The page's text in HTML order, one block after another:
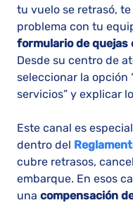
tu vuelo se retrasó,
problema con tu
formulario de quejas
Desde su centro de
seleccionar la opción
servicios” y explicar
Este canal es
dentro del
cubre retrasos,
embarque. En esos
una compensación